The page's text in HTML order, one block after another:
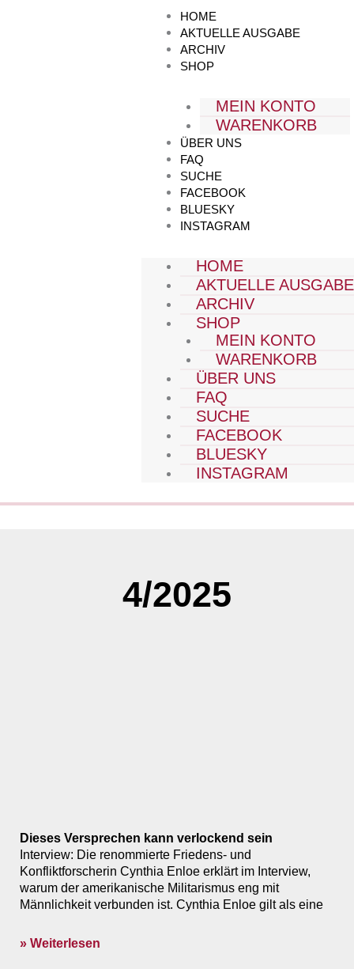
HOME
AKTUELLE AUSGABE
ARCHIV
SHOP
MEIN KONTO
WARENKORB
ÜBER UNS
FAQ
SUCHE
FACEBOOK
BLUESKY
INSTAGRAM
HOME
AKTUELLE AUSGABE
ARCHIV
SHOP
MEIN KONTO
WARENKORB
ÜBER UNS
FAQ
SUCHE
FACEBOOK
BLUESKY
INSTAGRAM
4/2025
Dieses Versprechen kann verlockend sein
Interview: Die renommierte Friedens- und
Konfliktforscherin Cynthia Enloe erklärt im Interview,
warum der amerikanische Militarismus eng mit
Männlichkeit verbunden ist. Cynthia Enloe gilt als eine
» Weiterlesen